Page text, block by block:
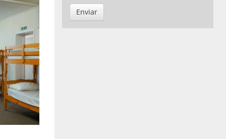
Enviar